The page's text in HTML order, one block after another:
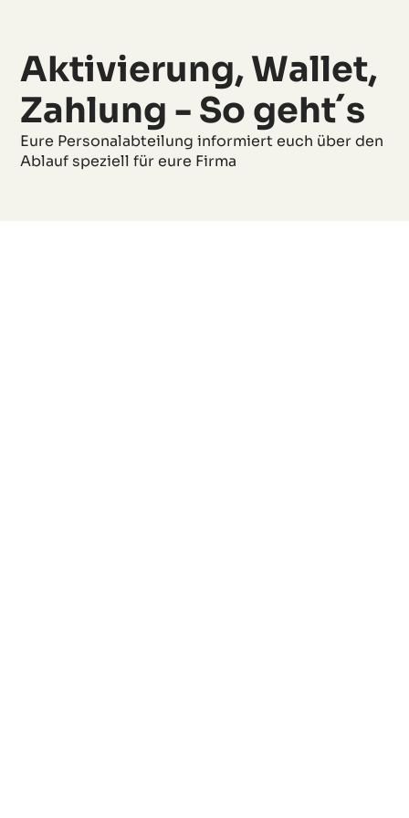
Aktivierung, Wallet,
Zahlung - So geht´s
Eure Personalabteilung informiert euch über den
Ablauf speziell für eure Firma